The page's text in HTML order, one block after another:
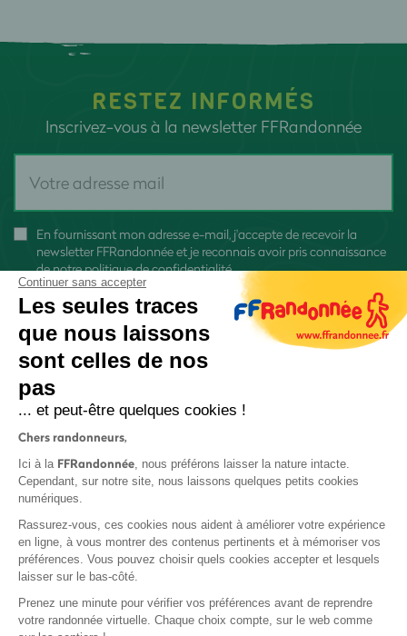
RESTEZ INFORMÉS
Inscrivez-vous à la newsletter FFRandonnée
En fournissant mon adresse e-mail, j'accepte de recevoir la
newsletter FFRandonnée et je reconnais avoir pris connaissance
denotre politique de confidentialité
Protection des données
Politique de confidentialité
Continuer sans accepter
Les seules traces
que nous laissons
sont celles de nos
pas
... et peut-être quelques cookies !
Chers randonneurs,
Ici à la FFRandonnée, nous préférons laisser la nature intacte.
Cependant, sur notre site, nous laissons quelques petits cookies
numériques.
Rassurez-vous, ces cookies nous aident à améliorer votre expérience
en ligne, à vous montrer des contenus pertinents et à mémoriser vos
préférences. Vous pouvez choisir quels cookies accepter et lesquels
laisser sur le bas-côté.
Prenez une minute pour vérifier vos préférences avant de reprendre
votre randonnée virtuelle. Chaque choix compte, sur le web comme